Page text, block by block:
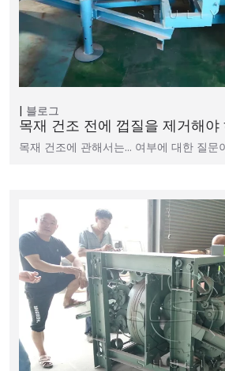
블로그
목재 건조 전에 껍질을 제거해야
목재 건조에 관해서는… 여부에 대한 질문